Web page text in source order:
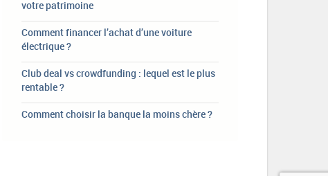
votre patrimoine
Comment financer l’achat d’une voiture
électrique ?
Club deal vs crowdfunding : lequel est le plus
rentable ?
Comment choisir la banque la moins chère ?